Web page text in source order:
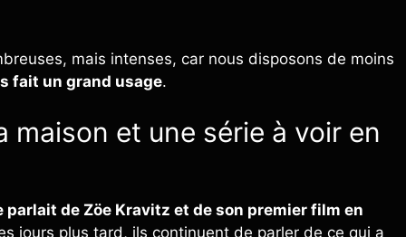
mais intenses, car nous disposons de moins
fait un grand usage.
maison et une série à voir en
parlait de Zöe Kravitz et de son premier film en
jours plus tard, ils continuent de parler de ce qui a